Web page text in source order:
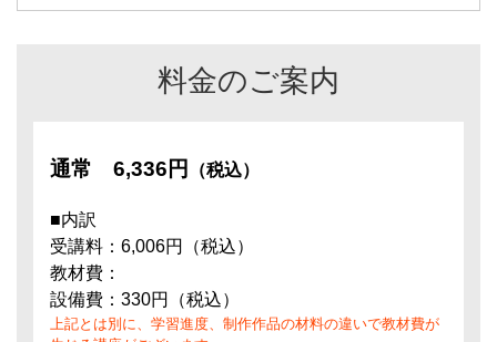
料金のご案内
通常 6,336円 （税込）
■内訳
受講料：6,006円（税込）
教材費：
設備費：330円（税込）
上記とは別に、学習進度、制作作品の材料の違いで教材費が